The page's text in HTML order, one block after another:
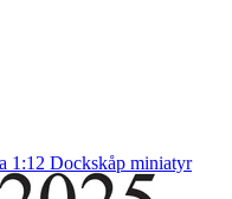
1:12 Dockskåp miniatyr